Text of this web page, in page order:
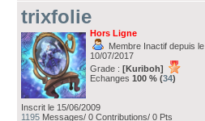
trixfolie
Hors Ligne
Membre Inactif depuis le
10/07/2017
Grade : [Kuriboh]
Echanges 100 % (34)
Inscrit le 15/06/2009
1195 Messages/ 0 Contributions/ 0 Pts